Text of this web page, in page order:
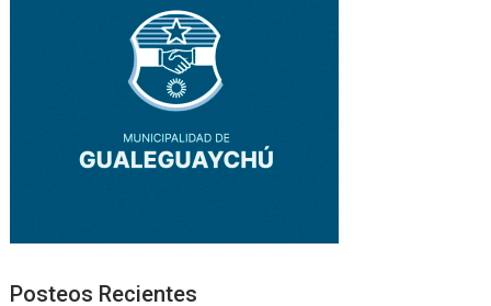
Posteos Recientes